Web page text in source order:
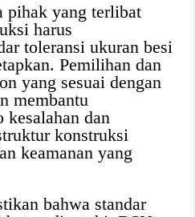
pihak yang terlibat
harus
toleransi ukuran besi
Pemilihan dan
yang sesuai dengan
membantu
dan
konstruksi
keamanan yang
bahwa standar